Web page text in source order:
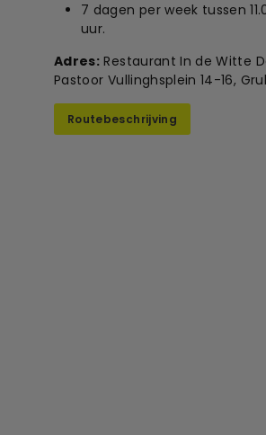
7 dagen per week tussen
uur.
Adres: Restaurant In de Witte
Pastoor Vullinghsplein 14-16,
Routebeschrijving